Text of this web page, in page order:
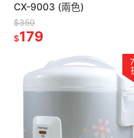
CX-9003 (兩色)
$350
$179